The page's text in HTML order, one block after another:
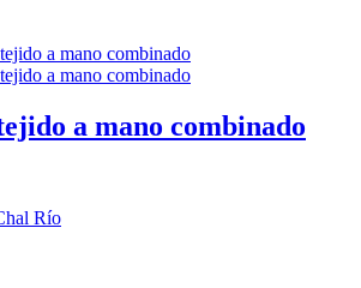
a mano combinado